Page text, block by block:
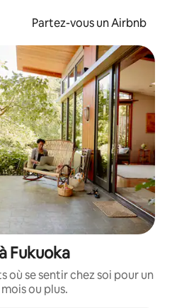
Partez-vous un Airbnb
Fukuoka
où se sentir chez soi pour un
ou plus.